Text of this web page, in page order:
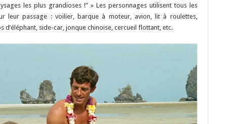
les plus grandioses !” » Les personnages utilisent tous les
leur passage : voilier, barque à moteur, avion, lit à roulettes,
side-car, jonque chinoise, cercueil flottant, etc.